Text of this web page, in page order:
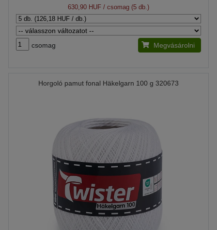
630,90 HUF / csomag (5 db.)
csomag Megvásárolni
Horgoló pamut fonal Häkelgarn 100 g 320673